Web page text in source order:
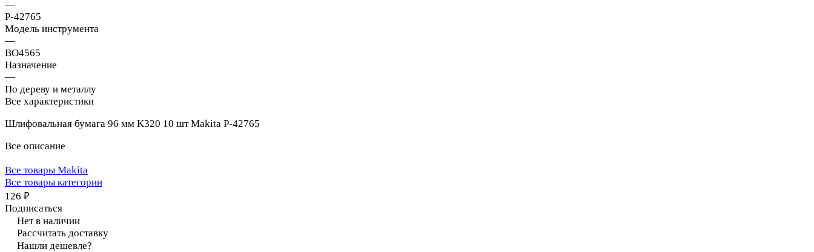
—
P-42765
Модель инструмента
—
BO4565
Назначение
—
По дереву и металлу
Все характеристики
Шлифовальная бумага 96 мм K320 10 шт Makita P-42765
Все описание
Все товары Makita
Все товары категории
126 ₽
Подписаться
Нет в наличии
Рассчитать доставку
Нашли дешевле?